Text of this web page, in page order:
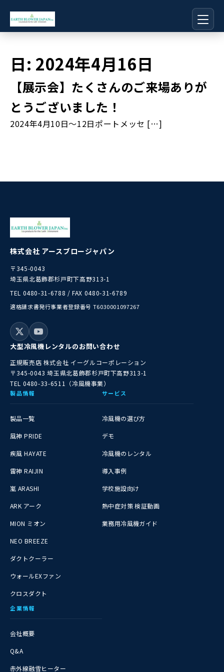
日: 2024年4月16日
【展示会】たくさんのご来場ありが
とうございました！
2024年4月10日～12日ポートメッセ […]
株式会社 アースブロージャパン
〒345-0043
埼玉県北葛飾郡杉戸町下高野313-1
TEL 0480-31-6788 / FAX 0480-31-6789
適格請求書発行事業者登録番号 T6030001097267
大型冷風機レンタルのお問い合わせ
正規販売店 株式会社 イーグルコーポレーション
〒345-0043 埼玉県北葛飾郡杉戸町下高野313-1
TEL 0480-33-6511（冷風機事業）
製品情報
製品一覧
風神 PRIDE
疾風 HAYATE
雷神 RAIJIN
嵐 ARASHI
ARK アーク
MION ミオン
NEO BREEZE
ダクトクーラー
ウォールEXファン
クロスダクト
サービス
冷風機の選び方
デモ
冷風機のレンタル
導入事例
学校施設向け
熱中症対策 検証動画
業務用冷風機ガイド
企業情報
会社概要
Q&A
赤外線融雪ヒーター